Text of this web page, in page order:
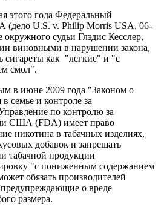
этого года Федеральный
U.S. v. Philip Morris USA, 06-
судьи Глэдис Кесслер,
виновными в нарушении закона,
сигареты как "легкие" и "с
смол".
в июне 2009 года "Законом о
семье и контроле за
по контролю за
США (FDA) имеет право
никотина в табачных изделиях,
добавок и запрещать
табачной продукции
"с пониженным содержанием
обязать производителей
предупреждающие о вреде
размера.